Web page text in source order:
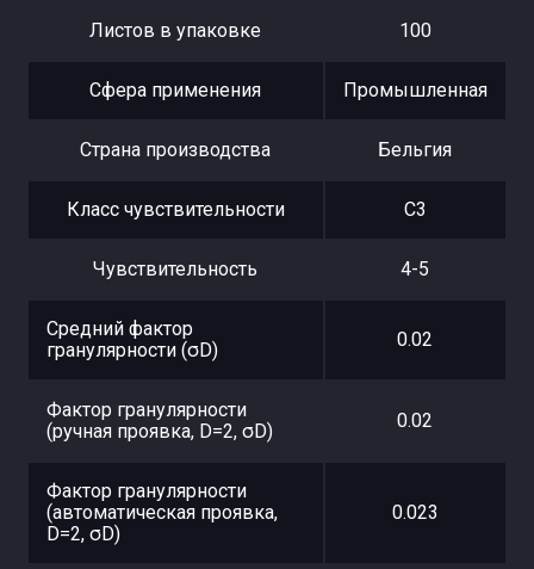
Листов в упаковке 100
Сфера применения Промышленная
Страна производства Бельгия
Класс чувствительности С3
Чувствительность 4-5
Средний фактор
гранулярности (σD)
0.02
Фактор гранулярности
(ручная проявка, D=2, σD)
0.02
Фактор гранулярности
(автоматическая проявка,
D=2, σD)
0.023